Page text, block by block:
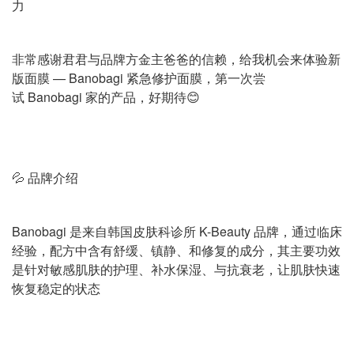
力
非常感谢君君与品牌方金主爸爸的信赖，给我机会来体验新
版面膜 — Banobagi 紧急修护面膜，第一次尝
试 Banobagi 家的产品，好期待😊
💦 品牌介绍
Banobagi 是来自韩国皮肤科诊所 K-Beauty 品牌，通过临床
经验，配方中含有舒缓、镇静、和修复的成分，其主要功效
是针对敏感肌肤的护理、补水保湿、与抗衰老，让肌肤快速
恢复稳定的状态